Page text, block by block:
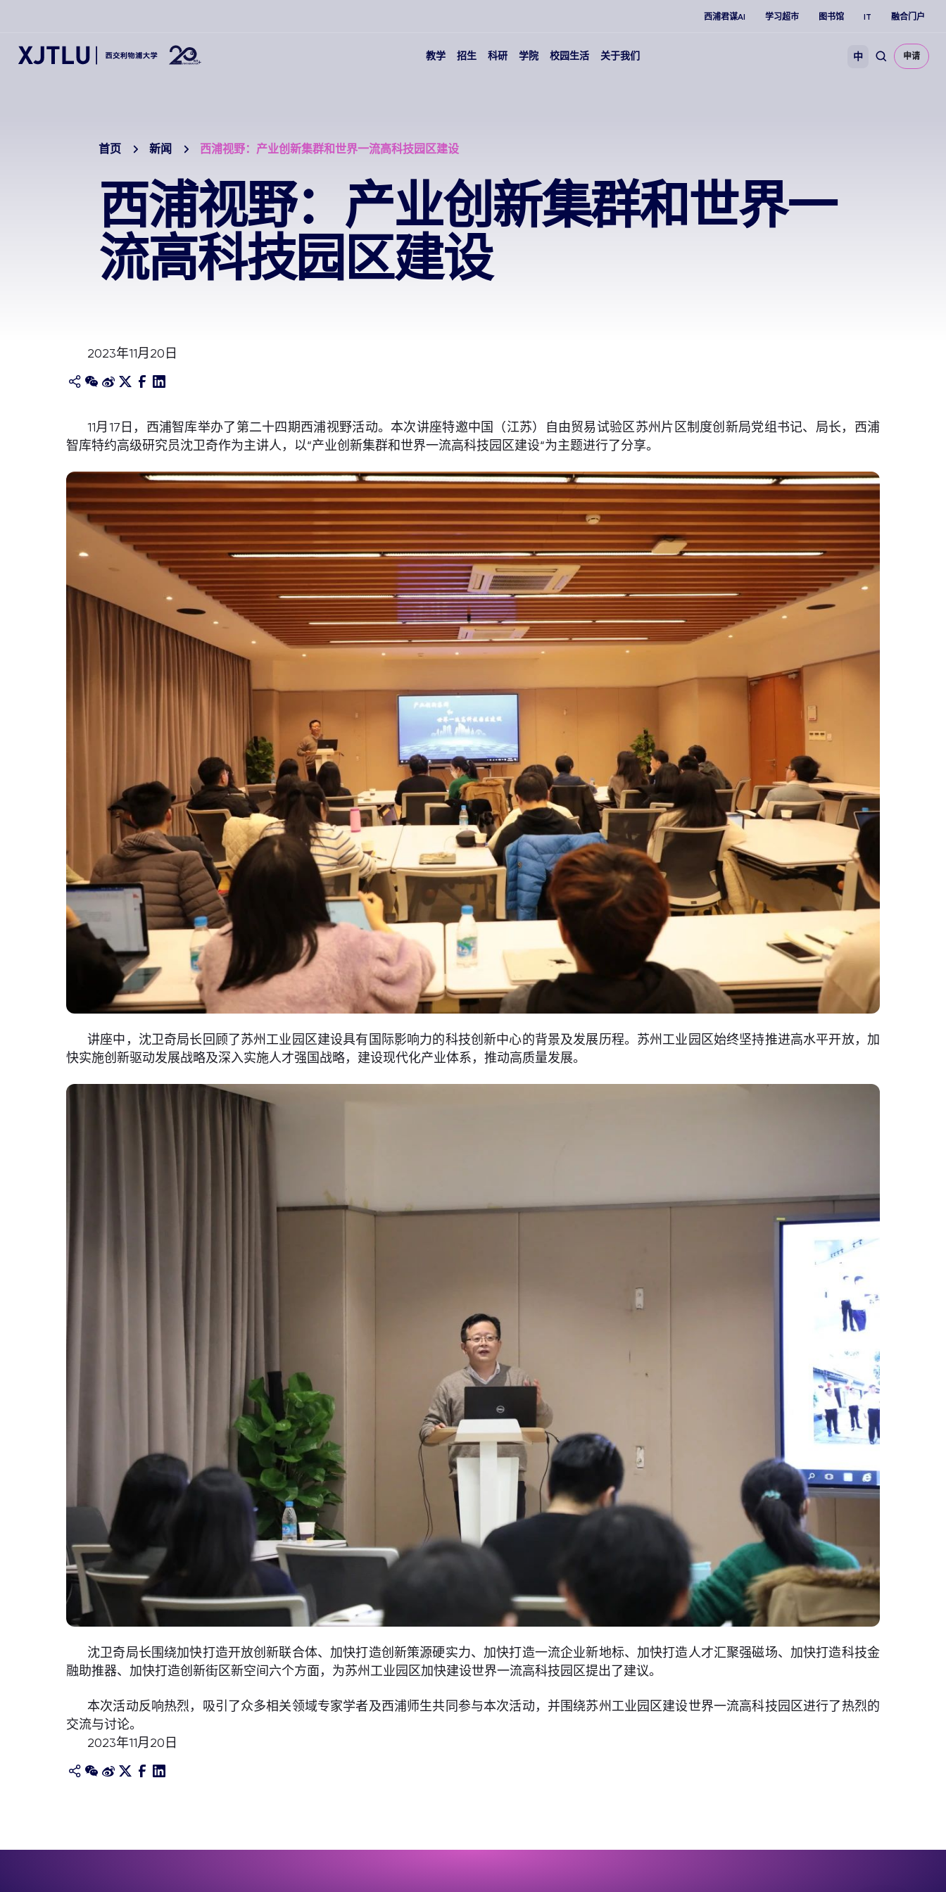
西浦君谋AI 学习超市 图书馆 IT 融合门户
教学 招生 科研 学院 校园生活 关于我们 中 申请
首页 新闻 西浦视野：产业创新集群和世界一流高科技园区建设
西浦视野：产业创新集群和世界一
流高科技园区建设
2023年11月20日
11月17日，西浦智库举办了第二十四期西浦视野活动。本次讲座特邀中国（江苏）自由贸易试验区苏州片区制度创新局党组书记、局长，西浦
智库特约高级研究员沈卫奇作为主讲人，以“产业创新集群和世界一流高科技园区建设“为主题进行了分享。
讲座中，沈卫奇局长回顾了苏州工业园区建设具有国际影响力的科技创新中心的背景及发展历程。苏州工业园区始终坚持推进高水平开放，加
快实施创新驱动发展战略及深入实施人才强国战略，建设现代化产业体系，推动高质量发展。
沈卫奇局长围绕加快打造开放创新联合体、加快打造创新策源硬实力、加快打造一流企业新地标、加快打造人才汇聚强磁场、加快打造科技金
融助推器、加快打造创新街区新空间六个方面，为苏州工业园区加快建设世界一流高科技园区提出了建议。
本次活动反响热烈，吸引了众多相关领域专家学者及西浦师生共同参与本次活动，并围绕苏州工业园区建设世界一流高科技园区进行了热烈的
交流与讨论。
2023年11月20日